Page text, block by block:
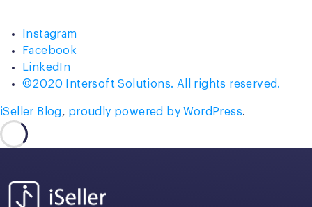
Instagram
Facebook
LinkedIn
©2020 Intersoft Solutions. All rights reserved.
iSeller Blog, proudly powered by WordPress.